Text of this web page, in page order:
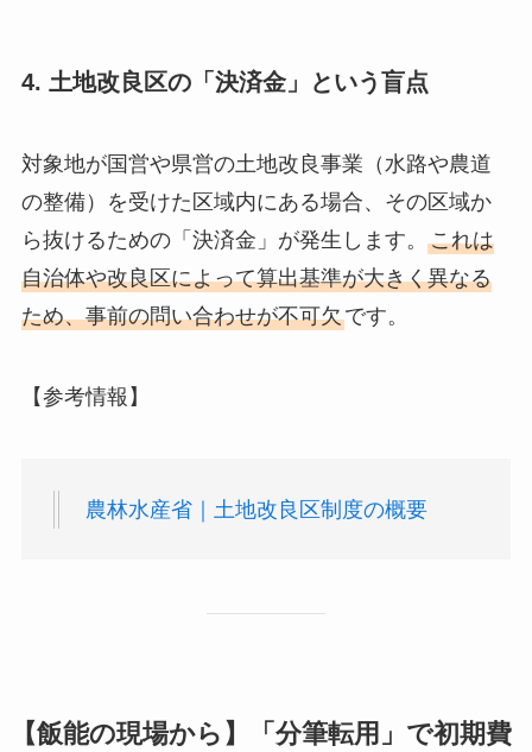
4. 土地改良区の「決済金」という盲点
対象地が国営や県営の土地改良事業（水路や農道
の整備）を受けた区域内にある場合、その区域か
ら抜けるための「決済金」が発生します。 これは
自治体や改良区によって算出基準が大きく異なる
ため、事前の問い合わせが不可欠です。
【参考情報】
農林水産省｜土地改良区制度の概要
【飯能の現場から】「分筆転用」で初期費